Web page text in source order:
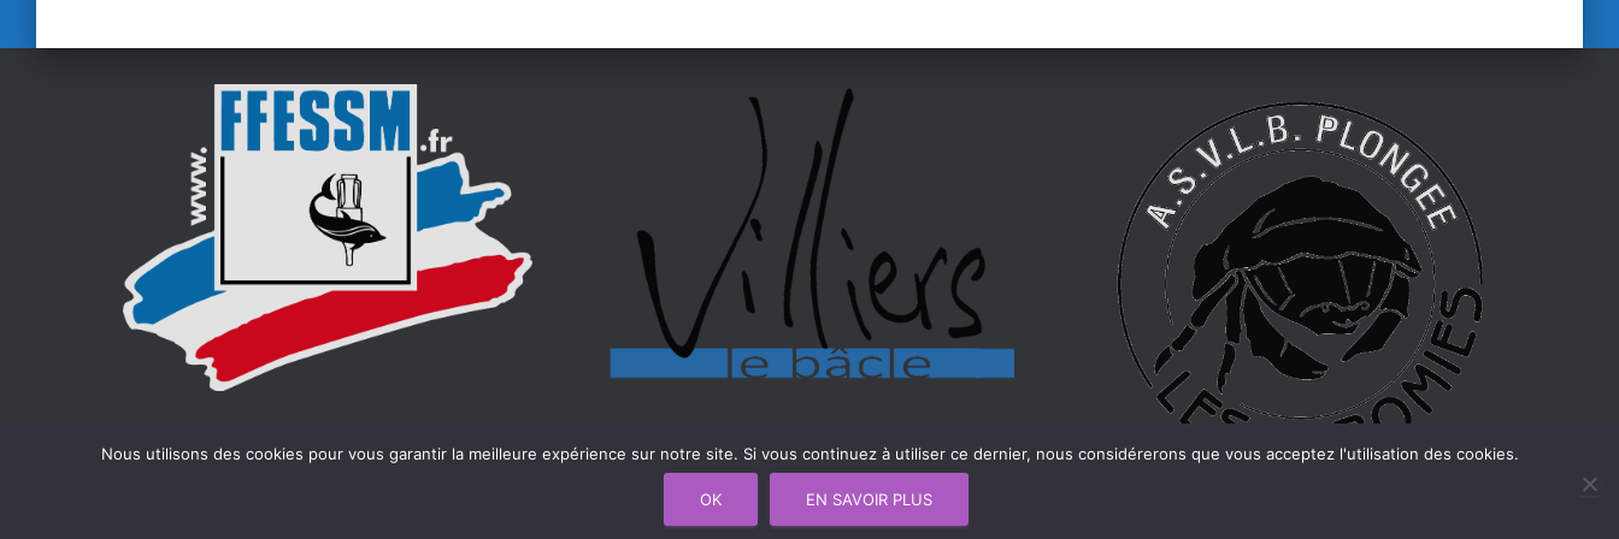
Nous utilisons des cookies pour vous garantir la meilleure expérience sur notre site. Si vous continuez à utiliser ce dernier, nous considérerons que vous acceptez l'utilisation des cookies.
OK EN SAVOIR PLUS